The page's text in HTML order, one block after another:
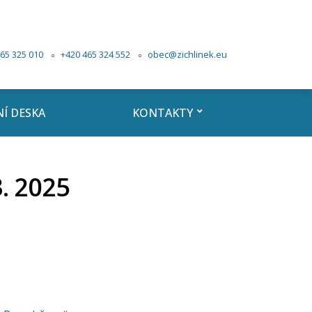
325 010 +420 465 324 552 obec@zichlinek.eu
DESKA KONTAKTY
2025